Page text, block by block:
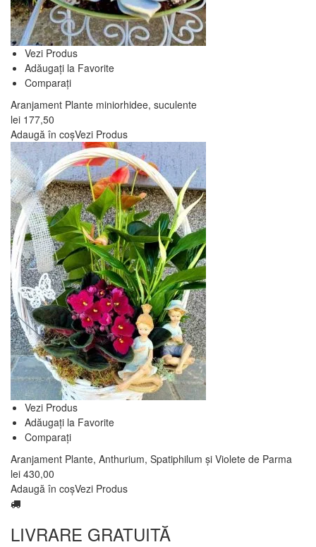
Vezi Produs
Adăugați la Favorite
Comparați
Aranjament Plante miniorhidee, suculente
lei 177,50
Adaugă în coșVezi Produs
Vezi Produs
Adăugați la Favorite
Comparați
Aranjament Plante, Anthurium, Spatiphilum și Violete de Parma
lei 430,00
Adaugă în coșVezi Produs
LIVRARE GRATUITĂ